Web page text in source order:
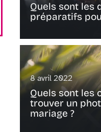
Quels sont les
préparatifs
8 avril 2022
Quels sont les
trouver un
mariage ?